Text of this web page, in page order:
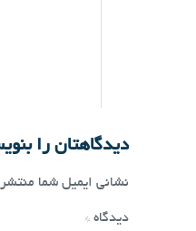
دیدگاهتان را
نشانی ایمیل شما
دیدگاه *